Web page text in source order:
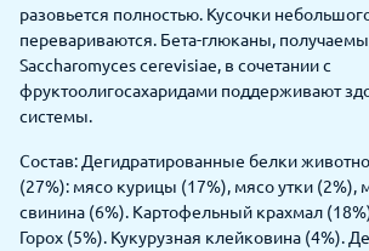
разовьется полностью. Кусочки
перевариваются. Бета-глюканы,
Saccharomyces cerevisiae, в сочетании с
фруктоолигосахаридами поддерживают
системы.
Состав: Дегидратированные белки
(27%): мясо курицы (17%), мясо утки (2%),
свинина (6%). Картофельный крахмал
Горох (5%). Кукурузная клейковина (4%).